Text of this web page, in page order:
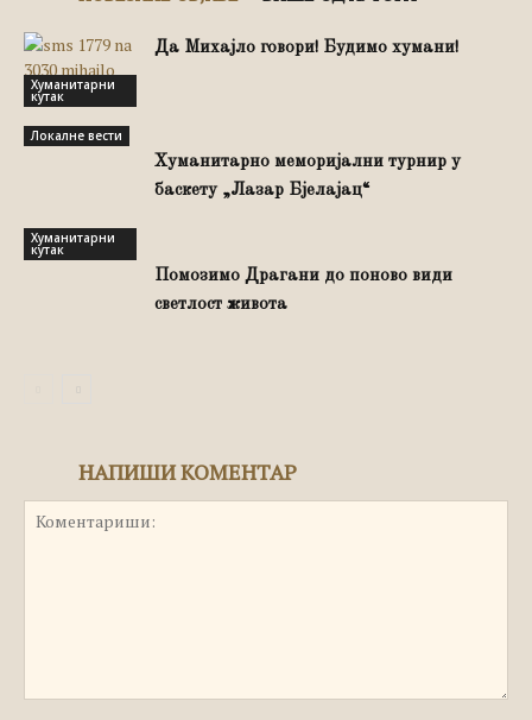
Хуманитарни
кутак
Да Михајло говори! Будимо хумани!
Локалне вести
Хуманитарно меморијални турнир у
баскету „Лазар Бјелајац“
Хуманитарни
кутак
Помозимо Драгани до поново види
светлост живота
НАПИШИ КОМЕНТАР